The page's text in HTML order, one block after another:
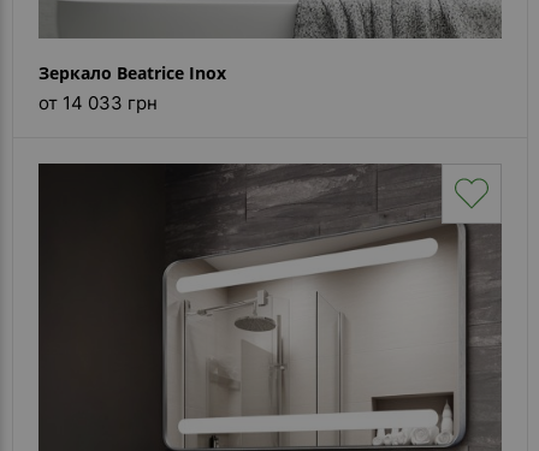
Зеркало Beatrice Inox
от 14 033 грн